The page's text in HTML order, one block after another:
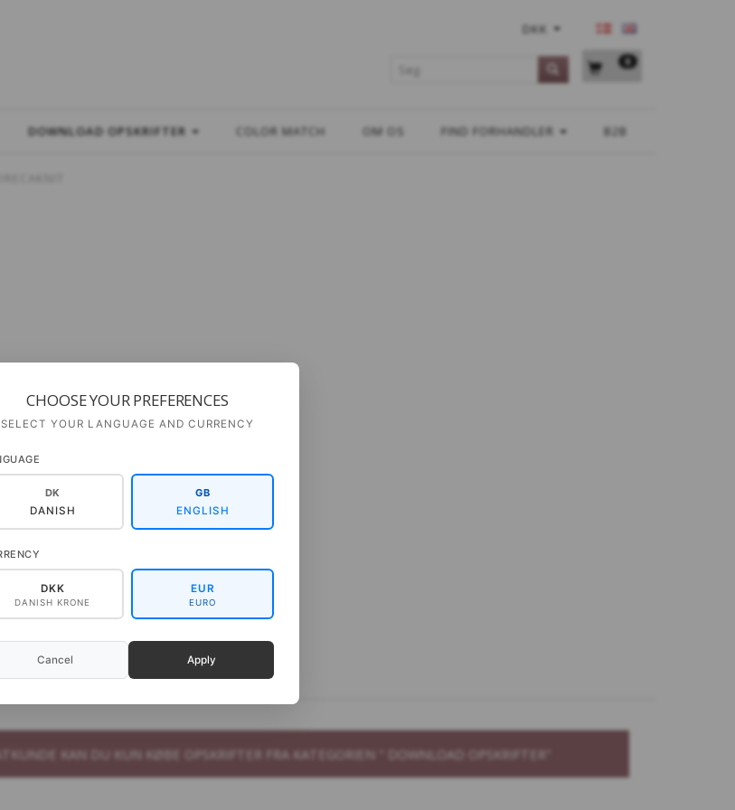
DKK
0
DOWNLOAD OPSKRIFTER COLOR MATCH OM OS FIND FORHANDLER B2B
KAN DU KUN KØBE OPSKRIFTER FRA KATEGORIEN " DOWNLOAD OPSKRIFTER"
CHOOSE YOUR PREFERENCES
SELECT YOUR LANGUAGE AND CURRENCY
DK
DANISH
GB
ENGLISH
DKK
DANISH KRONE
EUR
EURO
Cancel Apply